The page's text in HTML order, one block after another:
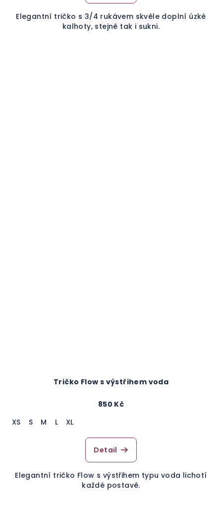
Elegantní tričko s 3/4 rukávem skvěle doplní úzké
kalhoty, stejně tak i sukni.
Tričko Flow s výstřihem voda
850 Kč
XS
S M L XL
Detail
Elegantní tričko Flow s výstřihem typu voda lichotí
každé postavě.